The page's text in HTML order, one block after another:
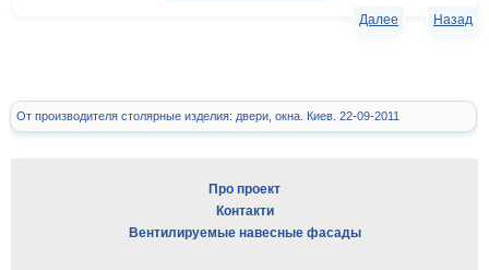
Назад
Далее
От производителя столярные изделия: двери, окна. Киев. 22-09-2011
Про проект
Контакти
Вентилируемые навесные фасады